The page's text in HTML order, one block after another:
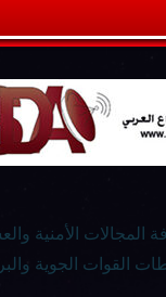
الأمنية
القوات الجوية